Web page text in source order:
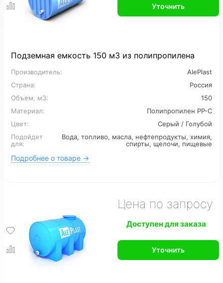
На заказ Промышленные
Для топлива Для нефтепродуктов
Для химии
Пищевые
Для канализации 6 м3 7 м3 8 м3
12 м3 16 м3
Подземная емкость 150 м3 из полипропилена
Производитель:
AlePlast
Страна:
Россия
Объем, м3:
150
Материал:
Полипропилен PP-C
Цвет:
Серый / Голубой
Подойдет
для:
Вода, топливо, масла, нефтепродукты, химия,
спирты, щелочи, пищевые
Подробнее о товаре →
Уточнить
Цена по запросу
Доступен для заказа
Уточнить